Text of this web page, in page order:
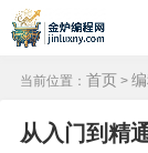
当前位置： 首页 >
从入门到精